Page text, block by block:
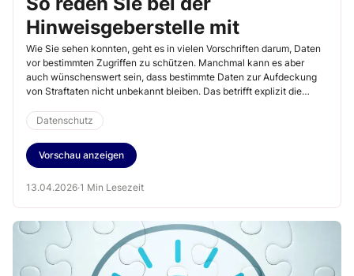
Hinweisgeberstelle mit
Wie Sie sehen konnten, geht es in vielen Vorschriften darum, Daten
vor bestimmten Zugriffen zu schützen. Manchmal kann es aber
auch wünschenswert sein, dass bestimmte Daten zur Aufdeckung
von Straftaten nicht unbekannt bleiben. Das betrifft explizit die
Hinweisgeberschutzgesetz (HinSchG) versucht, die Aufdeckung
von Straftaten zu fördern und gleichzeitig auch
Arbeitgeberinteressen angemessen zu berücksichtigen.
Datenschutz
Vorschau anzeigen
13.04.2026·1 Min Lesezeit